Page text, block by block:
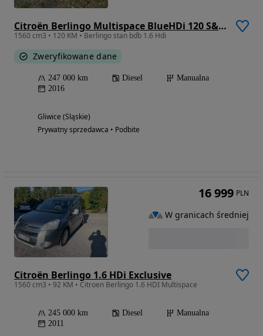
Citroën Berlingo Multispace BlueHDi 120 S&S SHINE
1560 cm3 • 120 KM • Berlingo stan bdb 1.6 Hdi
Zweryfikowane dane
247 000 km Diesel
Manualna
2016
Gliwice (Śląskie)
Prywatny sprzedawca • Podbite
Citroën Berlingo 1.6 HDi Exclusive
1560 cm3 • 92 KM • Citroen Berlingo 1.6 HDI Multispace
245 000 km Diesel
Manualna
2011
16 999 PLN
W granicach średniej